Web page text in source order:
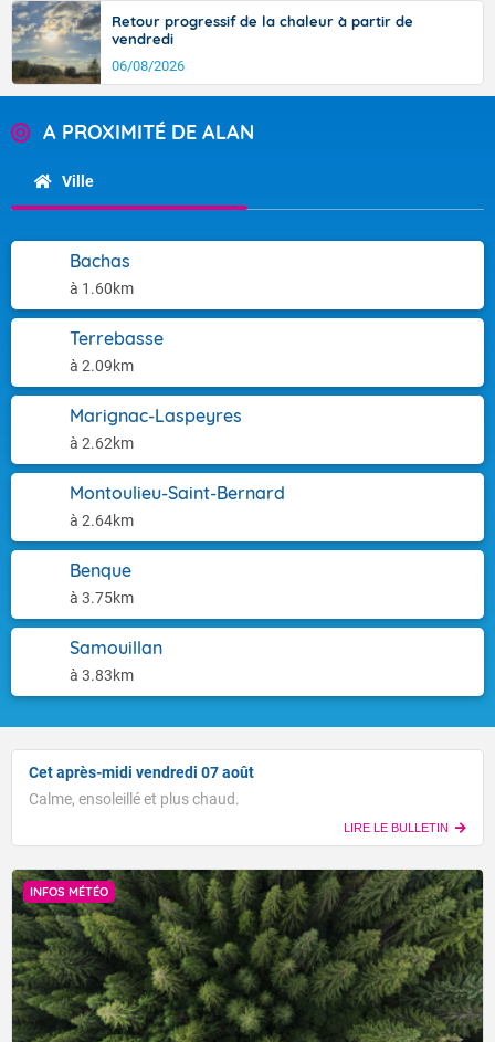
Retour progressif de la chaleur à partir de
vendredi
06/08/2026
A PROXIMITÉ DE ALAN
Ville
Bachas
à 1.60km
Terrebasse
à 2.09km
Marignac-Laspeyres
à 2.62km
Montoulieu-Saint-Bernard
à 2.64km
Benque
à 3.75km
Samouillan
à 3.83km
Cet après-midi vendredi 07 août
Calme, ensoleillé et plus chaud.
LIRE LE BULLETIN
INFOS MÉTÉO